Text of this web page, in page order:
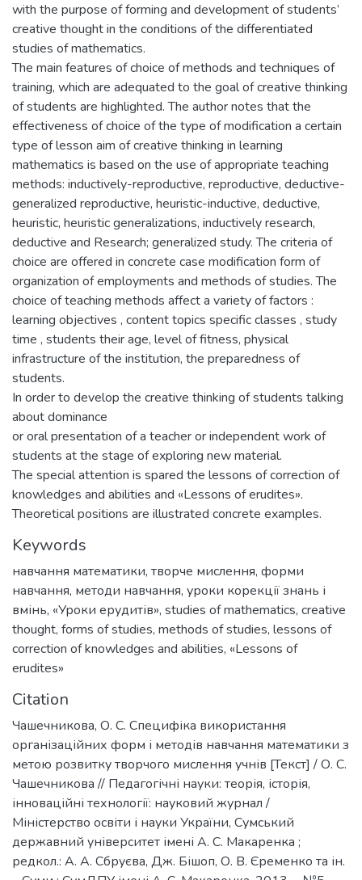
with the purpose of forming and development of students’
creative thought in the conditions of the differentiated
studies of mathematics.
The main features of choice of methods and techniques of
training, which are adequated to the goal of creative thinking
of students are highlighted. The author notes that the
effectiveness of choice of the type of modification a certain
type of lesson aim of creative thinking in learning
mathematics is based on the use of appropriate teaching
methods: inductively-reproductive, reproductive, deductive-
generalized reproductive, heuristic-inductive, deductive,
heuristic, heuristic generalizations, inductively research,
deductive and Research; generalized study. The criteria of
choice are offered in concrete case modification form of
organization of employments and methods of studies. The
choice of teaching methods affect a variety of factors :
learning objectives , content topics specific classes , study
time , students their age, level of fitness, physical
infrastructure of the institution, the preparedness of
students.
In order to develop the creative thinking of students talking
about dominance
or oral presentation of a teacher or independent work of
students at the stage of exploring new material.
The special attention is spared the lessons of correction of
knowledges and abilities and «Lessons of erudites».
Theoretical positions are illustrated concrete examples.
Keywords
навчання математики, творче мислення, форми
навчання, методи навчання, уроки корекції знань і
вмінь, «Уроки ерудитів», studies of mathematics, creative
thought, forms of studies, methods of studies, lessons of
correction of knowledges and abilities, «Lessons of
erudites»
Citation
Чашечникова, О. С. Специфіка використання
організаційних форм і методів навчання математики з
метою розвитку творчого мислення учнів [Текст] / О. С.
Чашечникова // Педагогічні науки: теорія, історія,
інноваційні технології: науковий журнал /
Міністерство освіти і науки України, Сумський
державний університет імені А. С. Макаренка ;
редкол.: А. А. Сбруєва, Дж. Бішоп, О. В. Єременко та ін.